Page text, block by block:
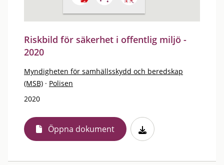
Riskbild för säkerhet i offentlig miljö -
2020
Myndigheten för samhällsskydd och beredskap
(MSB) · Polisen
2020
Öppna dokument